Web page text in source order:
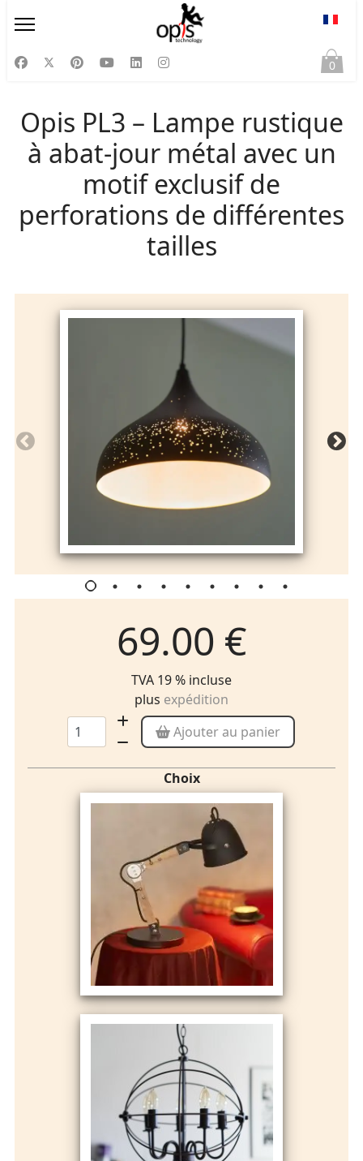
0
Opis PL3 – Lampe rustique
à abat-jour métal avec un
motif exclusif de
perforations de différentes
tailles
69.00 €
TVA 19 % incluse
plus expédition
Ajouter au panier
Choix